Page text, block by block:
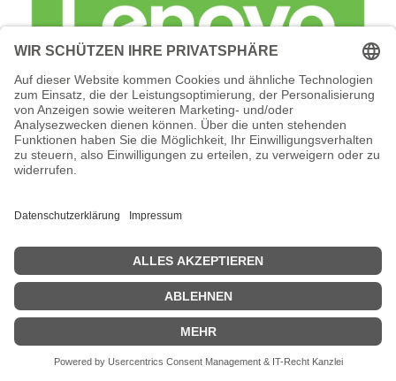
Lenovo Foundation Service + Premier
Support - Serviceerweiterung -
Arbeitszeit und Ersatzteile (für 46 TB (6
x 7,68 TB SSD)
Lenovo Foundation Service + Premier Support -